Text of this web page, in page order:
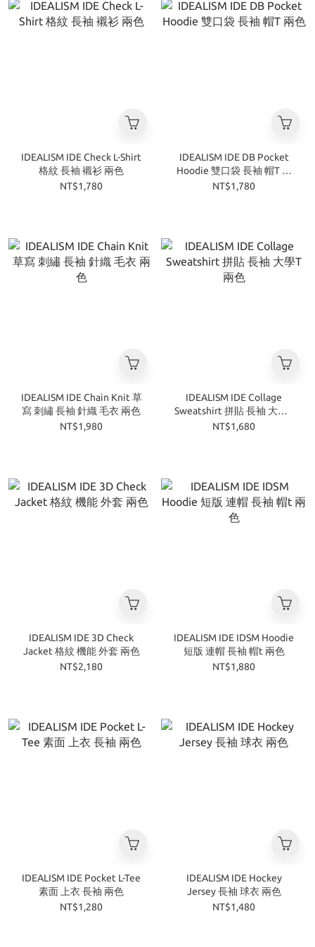
IDEALISM IDE Check L-Shirt
格紋 長袖 襯衫 兩色
NT$1,780
IDEALISM IDE DB Pocket
Hoodie 雙口袋 長袖 帽T 兩
色
NT$1,780
IDEALISM IDE Chain Knit 草
寫 刺繡 長袖 針織 毛衣 兩色
NT$1,980
IDEALISM IDE Collage
Sweatshirt 拼貼 長袖 大學T
兩色
NT$1,680
IDEALISM IDE 3D Check
Jacket 格紋 機能 外套 兩色
NT$2,180
IDEALISM IDE IDSM Hoodie
短版 連帽 長袖 帽t 兩色
NT$1,880
IDEALISM IDE Pocket L-Tee
素面 上衣 長袖 兩色
NT$1,280
IDEALISM IDE Hockey
Jersey 長袖 球衣 兩色
NT$1,480